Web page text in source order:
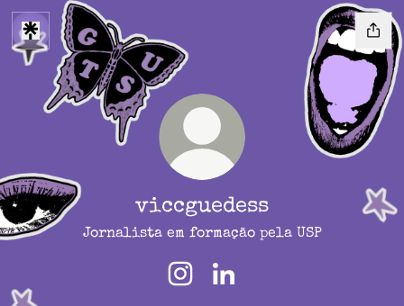
viccguedess
Jornalista em formação pela USP